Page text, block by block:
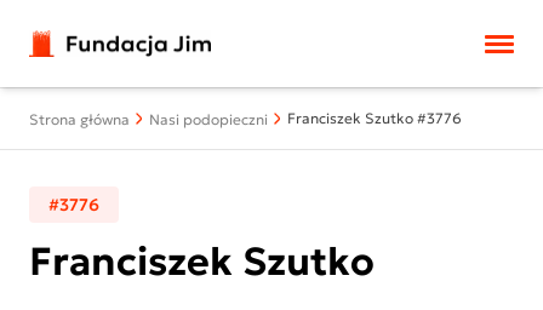
Strona główna Nasi podopieczni Franciszek Szutko #3776
#3776
Franciszek Szutko